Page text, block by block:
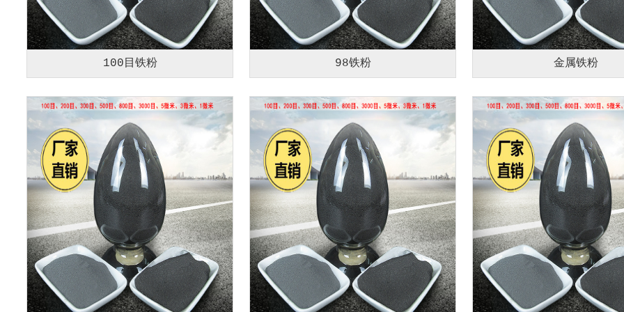
100目铁粉 98铁粉 金属铁粉